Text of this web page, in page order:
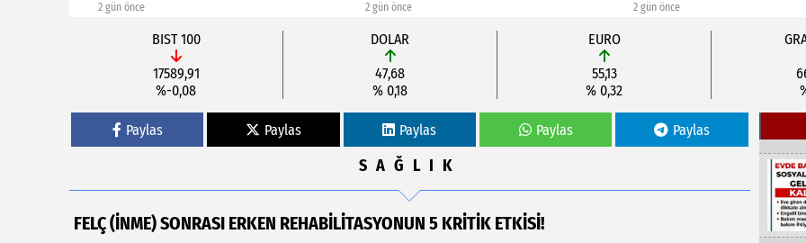
2 gün önce 2 gün önce 2 gün önce
BIST 100
17589,91
%-0,08
DOLAR
47,68
% 0,18
EURO
55,13
% 0,32
Paylas Paylas Paylas Paylas Paylas
SAĞLIK
FELÇ (İNME) SONRASI ERKEN REHABİLİTASYONUN 5 KRİTİK ETKİSİ!